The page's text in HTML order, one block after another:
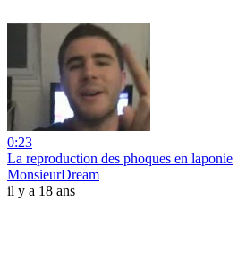
0:23
La reproduction des phoques en laponie
MonsieurDream
il y a 18 ans